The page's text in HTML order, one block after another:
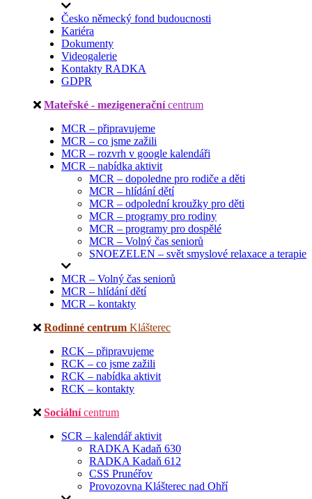
Česko německý fond budoucnosti
Kariéra
Dokumenty
Videogalerie
Kontakty RADKA
GDPR
Mateřské - mezigenerační centrum
MCR – připravujeme
MCR – co jsme zažili
MCR – rozvrh v google kalendáři
MCR – nabídka aktivit
MCR – dopoledne pro rodiče a děti
MCR – hlídání dětí
MCR – odpolední kroužky pro děti
MCR – programy pro rodiny
MCR – programy pro dospělé
MCR – Volný čas seniorů
SNOEZELEN – svět smyslové relaxace a terapie
MCR – Volný čas seniorů
MCR – hlídání dětí
MCR – kontakty
Rodinné centrum Klášterec
RCK – připravujeme
RCK – co jsme zažili
RCK – nabídka aktivit
RCK – kontakty
Sociální centrum
SCR – kalendář aktivit
RADKA Kadaň 630
RADKA Kadaň 612
CSS Prunéřov
Provozovna Klášterec nad Ohří